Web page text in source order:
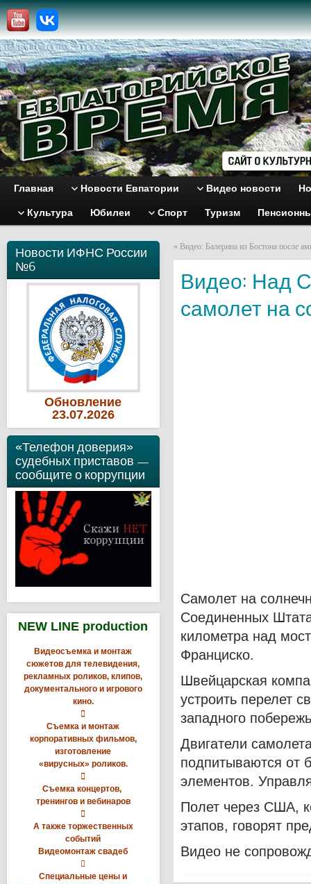
Главная Новости Евпатории Видео новости
Культура Юбилеи Спорт Туризм
Новости ИФНС России
№6
Обновление
23.07.2026
«Телефон доверия»
судебных приставов —
сообщите о коррупции
NEW LINE production
Видеосъемка и монтаж
сюжетов для телевидения,
рекламных роликов, клипов,
документального и игрового
кино.

Съемка и монтаж
корпоративных фильмов,
изготовление
«вирусных» роликов.

Съемка концертов,
тренингов и вебинаров

А также торжественных
событий
Видеомонтаж свадеб

Специальные цены и
« Видео: Балерина из Бостона после
Видео: Над
самолет на
Самолет на
Соединенных
километра над
Франциско.
Швейцарская
устроить перелет
западного
Двигатели
подпитываются от
элементов.
Полет через США,
этапов, говорят
Видео не